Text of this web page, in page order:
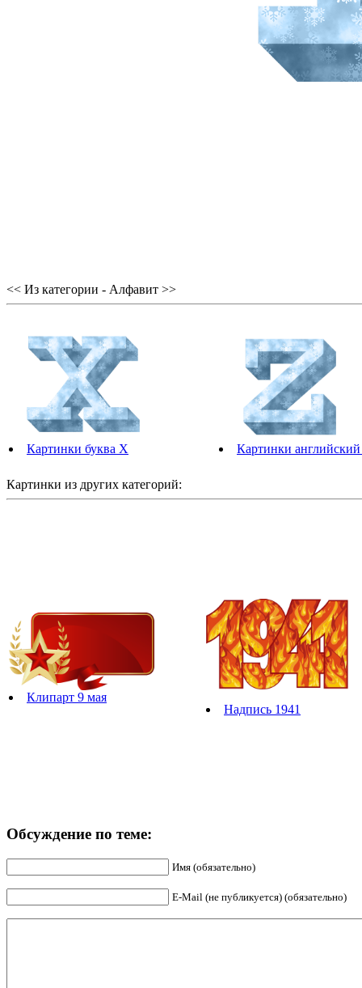
<< Из категории - Алфавит >>
Картинки буква X Картинки
Картинки из других категорий:
Клипарт 9 мая
Надпись 1941
Обсуждение по теме:
Имя (обязательно)
E-Mail (не публикуется) (обязательно)